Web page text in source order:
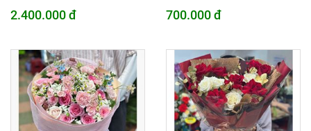
2.400.000 đ 700.000 đ